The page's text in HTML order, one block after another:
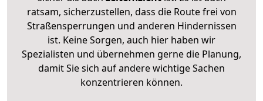
ratsam, sicherzustellen, dass die Route frei von
Straßensperrungen und anderen Hindernissen
ist. Keine Sorgen, auch hier haben wir
Spezialisten und übernehmen gerne die Planung,
damit Sie sich auf andere wichtige Sachen
konzentrieren können.